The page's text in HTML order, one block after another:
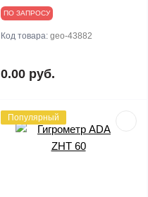
ПО ЗАПРОСУ
Код товара: geo-43882
0.00 руб.
Популярный